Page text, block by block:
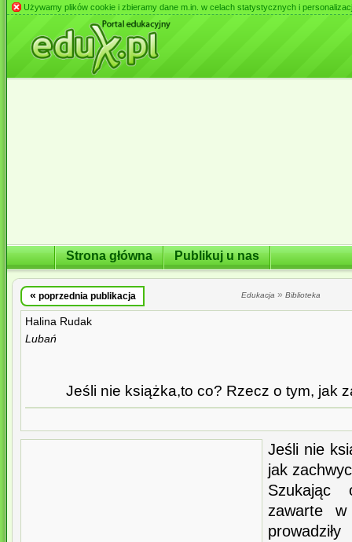
Używamy plików cookie i zbieramy dane m.in. w celach statystycznych i
Strona główna Publikuj u nas
« poprzednia publikacja Edukacja » Biblioteka
Halina Rudak
Lubań
Jeśli nie książka,to co? Rzecz o tym, jak
Jeśli nie
jak
Szukając
zawarte